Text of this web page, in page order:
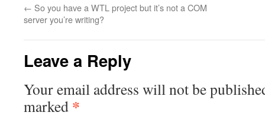
← So you have a WTL project but it’s not a COM
server you’re writing?
Leave a Reply
Your email address will not be
marked *